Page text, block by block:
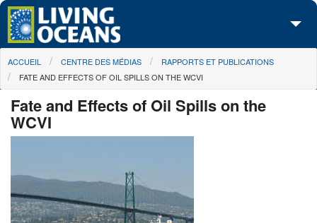
Skip to main content
À propos de nous
Centre des Médias
Passez à l'action
You are here
ACCUEIL CENTRE DES MÉDIAS
RAPPORTS ET PUBLICATIONS
FATE AND EFFECTS OF OIL SPILLS ON THE WCVI
Fate and Effects of Oil Spills on the
WCVI